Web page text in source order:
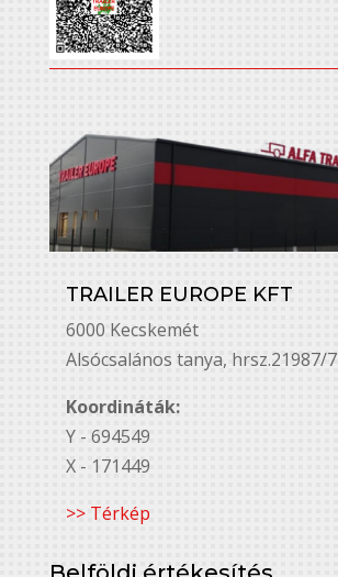
TRAILER EUROPE KFT
6000 Kecskemét
Alsó￳csalános tanya, hrsz.21987/7
Koordináták:
Y - 694549
X - 171449
>> Térkép